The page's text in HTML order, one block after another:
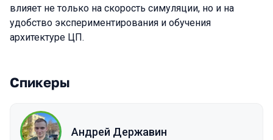
влияет не только на скорость симуляции, но и на
удобство экспериментирования и обучения
архитектуре ЦП.
Спикеры
Андрей Державин